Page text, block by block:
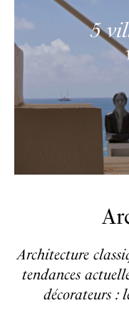
5
Architecture
tendances
décorateurs :